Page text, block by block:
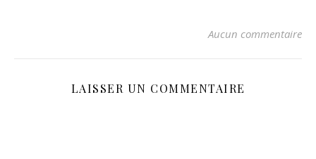
Aucun commentaire
LAISSER UN COMMENTAIRE